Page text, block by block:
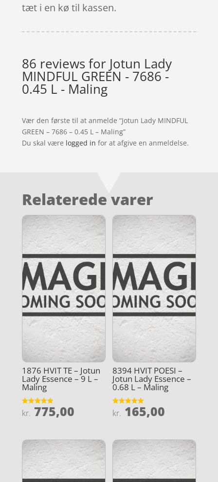
tæt i en kø til kassen.
86 reviews for Jotun Lady
MINDFUL GREEN - 7686 -
0.45 L - Maling
Vær den første til at anmelde “Jotun Lady MINDFUL
GREEN – 7686 – 0.45 L – Maling”
Du skal være logged in for at afgive en anmeldelse.
Relaterede varer
1876 HVIT TE – Jotun
Lady Essence – 9 L –
Maling
Vurderet
4.9
kr. 775,00
8394 HVIT POESI –
Jotun Lady Essence –
0.68 L – Maling
Vurderet
4.9
kr. 165,00